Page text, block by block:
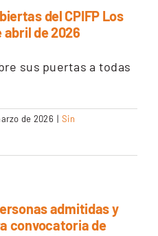
del CPIFP Los
abril de 2026
sus puertas a todas
de 2026 | Sin
admitidas y
convocatoria de